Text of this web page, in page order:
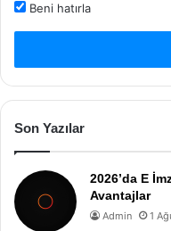
Beni hatırla
Son Yazılar
2026’da E
Avantajlar
Admin 1